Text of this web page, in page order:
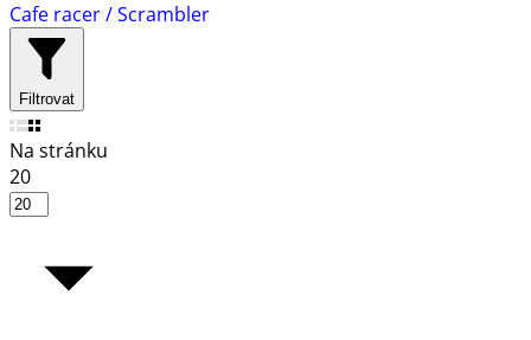
Cafe racer / Scrambler
Filtrovat
Na stránku
20